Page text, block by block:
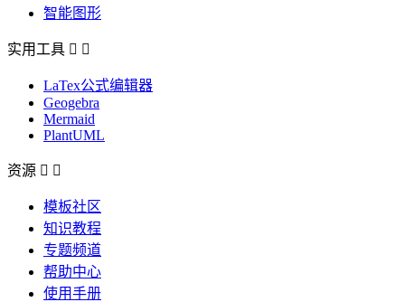
智能图形
实用工具  
LaTex公式编辑器
Geogebra
Mermaid
PlantUML
资源  
模板社区
知识教程
专题频道
帮助中心
使用手册